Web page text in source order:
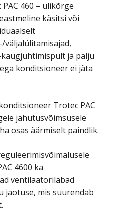
460 – ülikõrge
käsitsi või
väljalülitamisajad,
ja palju
konditsioneer ei jäta
Trotec PAC
jahutusvõimsusele
osas äärmiselt paindlik.
4600 ka
ventilaatorilabad
jaotuse, mis suurendab